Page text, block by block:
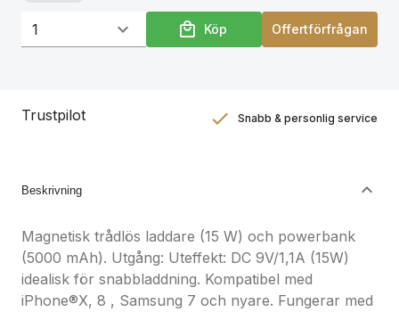
Köp Offertförfrågan
Trustpilot Snabb & personlig service
Beskrivning
Magnetisk trådlös laddare (15 W) och powerbank
(5000 mAh). Utgång: Uteffekt: DC 9V/1,1A (15W)
idealisk för snabbladdning. Kompatibel med
iPhone®X, 8 , Samsung 7 och nyare. Fungerar med